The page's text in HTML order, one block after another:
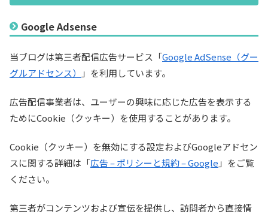
Google Adsense
当ブログは第三者配信広告サービス「Google AdSense（グー
グルアドセンス）
」を利用しています。
広告配信事業者は、ユーザーの興味に応じた広告を表示する
ためにCookie（クッキー）を使用することがあります。
Cookie（クッキー）を無効にする設定およびGoogleアドセン
スに関する詳細は「広告 – ポリシーと規約 – Google 」をご覧
ください。
第三者がコンテンツおよび宣伝を提供し、訪問者から直接情